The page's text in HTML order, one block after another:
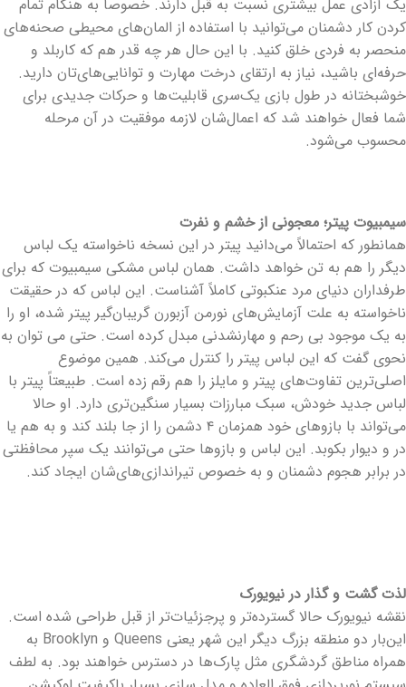
یک آزادی عمل بیشتری نسبت به قبل دارند. خصوصاً به هنگام تمام
کردن کار دشمنان می‌توانید با استفاده از المان‌های محیطی صحنه‌های
منحصر به فردی خلق کنید. با این حال هر چه قدر هم که کاربلد و
حرفه‌ای باشید، نیاز به ارتقای درخت مهارت و توانایی‌های‌تان دارید.
خوشبختانه در طول بازی یک‌سری قابلیت‌ها و حرکات جدیدی برای
شما فعال خواهند شد که اعمال‌شان لازمه موفقیت در آن مرحله
محسوب می‌شود.
سیمبیوت پیتر؛ معجونی از خشم و نفرت
همانطور که احتمالاً می‌دانید پیتر در این نسخه ناخواسته یک لباس
دیگر را هم به تن خواهد داشت. همان لباس مشکی سیمبیوت که برای
طرفداران دنیای مرد عنکبوتی کاملاً آشناست. این لباس که در حقیقت
ناخواسته به علت آزمایش‌های نورمن آزبورن گریبان‌گیر پیتر شده، او را
به یک موجود بی رحم و مهارنشدنی مبدل کرده است. حتی می توان به
نحوی گفت که این لباس پیتر را کنترل می‌کند. همین موضوع
اصلی‌ترین تفاوت‌های پیتر و مایلز را هم رقم زده است. طبیعتاً پیتر با
لباس جدید خودش، سبک مبارزات بسیار سنگین‌تری دارد. او حالا
می‌تواند با بازوهای خود همزمان ۴ دشمن را از جا بلند کند و به هم یا
در و دیوار بکوبد. این لباس و بازوها حتی می‌توانند یک سپر محافظتی
در برابر هجوم دشمنان و به خصوص تیراندازی‌های‌شان ایجاد کند.
لذت گشت و گذار در نیویورک
نقشه نیویورک حالا گسترده‌تر و پرجزئیات‌تر از قبل طراحی شده است.
این‌بار دو منطقه بزرگ دیگر این شهر یعنی Queens و Brooklyn به
همراه مناطق گردشگری مثل پارک‌ها در دسترس خواهند بود. به لطف